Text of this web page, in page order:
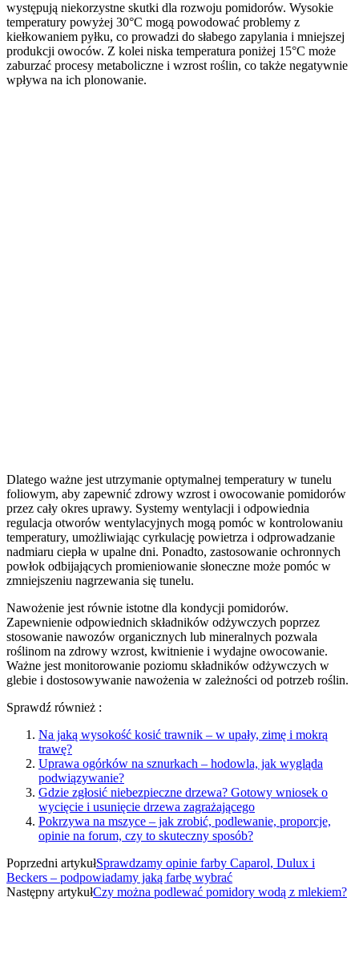
występują niekorzystne skutki dla rozwoju pomidorów. Wysokie
temperatury powyżej 30°C mogą powodować problemy z
kiełkowaniem pyłku, co prowadzi do słabego zapylania i mniejszej
produkcji owoców. Z kolei niska temperatura poniżej 15°C może
zaburzać procesy metaboliczne i wzrost roślin, co także negatywnie
wpływa na ich plonowanie.
Dlatego ważne jest utrzymanie optymalnej temperatury w tunelu
foliowym, aby zapewnić zdrowy wzrost i owocowanie pomidorów
przez cały okres uprawy. Systemy wentylacji i odpowiednia
regulacja otworów wentylacyjnych mogą pomóc w kontrolowaniu
temperatury, umożliwiając cyrkulację powietrza i odprowadzanie
nadmiaru ciepła w upalne dni. Ponadto, zastosowanie ochronnych
powłok odbijających promieniowanie słoneczne może pomóc w
zmniejszeniu nagrzewania się tunelu.
Nawożenie jest równie istotne dla kondycji pomidorów.
Zapewnienie odpowiednich składników odżywczych poprzez
stosowanie nawozów organicznych lub mineralnych pozwala
roślinom na zdrowy wzrost, kwitnienie i wydajne owocowanie.
Ważne jest monitorowanie poziomu składników odżywczych w
glebie i dostosowywanie nawożenia w zależności od potrzeb roślin.
Sprawdź również :
Na jaką wysokość kosić trawnik – w upały, zimę i mokrą
trawę?
Uprawa ogórków na sznurkach – hodowla, jak wygląda
podwiązywanie?
Gdzie zgłosić niebezpieczne drzewa? Gotowy wniosek o
wycięcie i usunięcie drzewa zagrażającego
Pokrzywa na mszyce – jak zrobić, podlewanie, proporcje,
opinie na forum, czy to skuteczny sposób?
Poprzedni artykułSprawdzamy opinie farby Caparol, Dulux i
Beckers – podpowiadamy jaką farbę wybrać
Następny artykułCzy można podlewać pomidory wodą z mlekiem?